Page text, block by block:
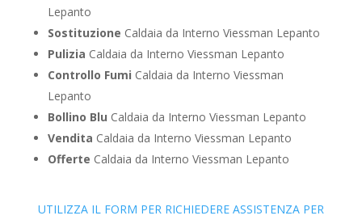
Lepanto
Sostituzione Caldaia da Interno Viessman Lepanto
Pulizia Caldaia da Interno Viessman Lepanto
Controllo Fumi Caldaia da Interno Viessman
Lepanto
Bollino Blu Caldaia da Interno Viessman Lepanto
Vendita Caldaia da Interno Viessman Lepanto
Offerte Caldaia da Interno Viessman Lepanto
UTILIZZA IL FORM PER RICHIEDERE ASSISTENZA PER